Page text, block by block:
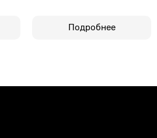
Подробнее